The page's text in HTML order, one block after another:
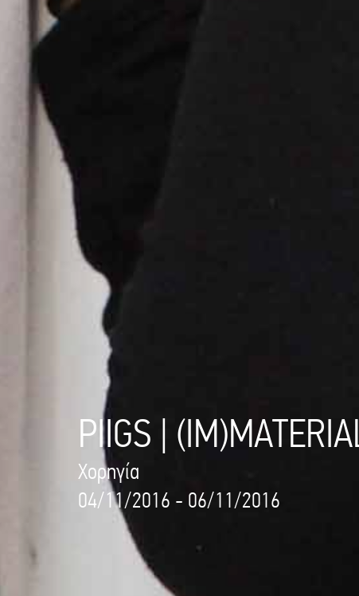
PIIGS |
Χορηγία
04/11/2016 - 06/11/2016